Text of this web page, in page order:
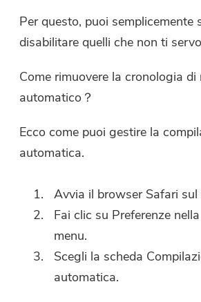
Per questo, puoi semplicemente
disabilitare quelli che non ti
Come rimuovere la cronologia di
automatico？
Ecco come puoi gestire la
automatica.
Avvia il browser Safari sul
Fai clic su Preferenze
menu.
Scegli la scheda
automatica.